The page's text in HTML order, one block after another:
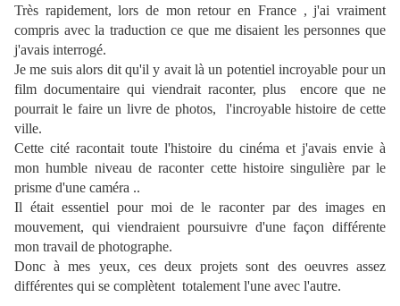
Très rapidement, lors de mon retour en France , j'ai vraiment
compris avec la traduction ce que me disaient les personnes que
j'avais interrogé.
Je me suis alors dit qu'il y avait là un potentiel incroyable pour un
film documentaire qui viendrait raconter, plus encore que ne
pourrait le faire un livre de photos, l'incroyable histoire de cette
ville.
Cette cité racontait toute l'histoire du cinéma et j'avais envie à
mon humble niveau deraconter cette histoire singulière par le
prisme d'une caméra ..
Il était essentiel pour moi de le raconter par des images en
mouvement, qui viendraient poursuivre d'une façon différente
mon travail de photographe.
Donc à mes yeux, ces deux projets sont des oeuvres assez
différentes qui se complètent totalement l'une avec l'autre.